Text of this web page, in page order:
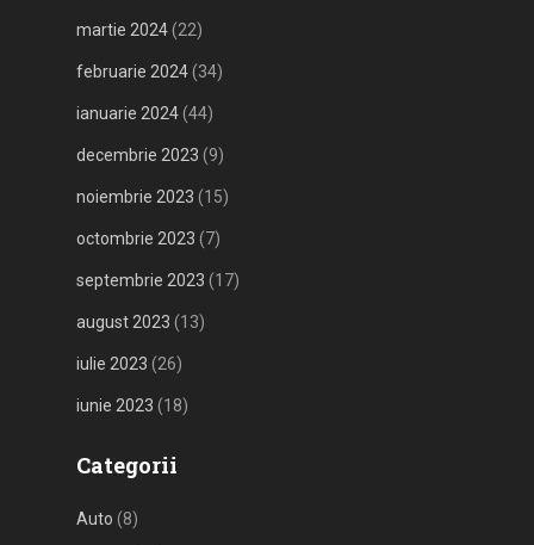
martie 2024(22)
februarie 2024(34)
ianuarie 2024(44)
decembrie 2023 (9)
noiembrie 2023 (15)
octombrie 2023 (7)
septembrie 2023 (17)
august 2023 (13)
iulie 2023 (26)
iunie 2023 (18)
Categorii
Auto (8)